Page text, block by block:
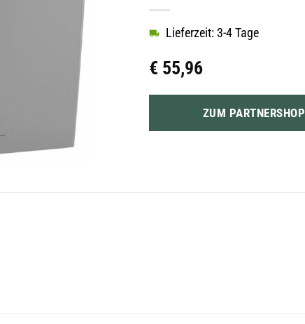
€ 55,96
Lieferzeit: 3-4 Tage
ZUM PARTNERSHOP